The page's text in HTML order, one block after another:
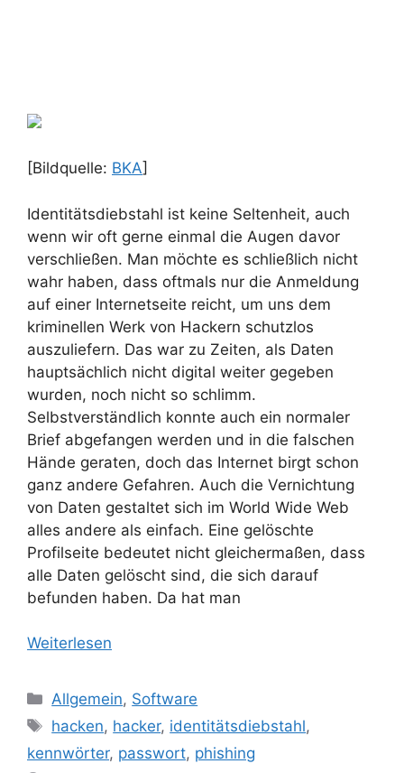
[Bildquelle: BKA]
Identitätsdiebstahl ist keine Seltenheit, auch
wenn wir oft gerne einmal die Augen davor
verschließen. Man möchte es schließlich nicht
wahr haben, dass oftmals nur die Anmeldung
auf einer Internetseite reicht, um uns dem
kriminellen Werk von Hackern schutzlos
auszuliefern. Das war zu Zeiten, als Daten
hauptsächlich nicht digital weiter gegeben
wurden, noch nicht so schlimm.
Selbstverständlich konnte auch ein normaler
Brief abgefangen werden und in die falschen
Hände geraten, doch das Internet birgt schon
ganz andere Gefahren. Auch die Vernichtung
von Daten gestaltet sich im World Wide Web
alles andere als einfach. Eine gelöschte
Profilseite bedeutet nicht gleichermaßen, dass
alle Daten gelöscht sind, die sich darauf
befunden haben. Da hat man
Weiterlesen
Kategorien
Allgemein, Software
Schlagwörter
hacken, hacker, identitätsdiebstahl,
kennwörter, passwort, phishing